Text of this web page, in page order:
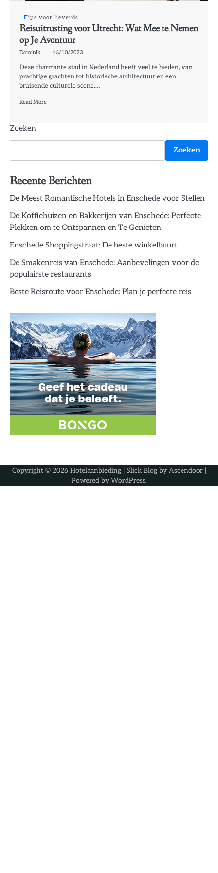
Tips voor lieverds
Reisuitrusting voor Utrecht: Wat Mee te Nemen
op Je Avontuur
Dominik 16/10/2023
Deze charmante stad in Nederland heeft veel te bieden, van
prachtige grachten tot historische architectuur en een
bruisende culturele scene.…
Read More
Zoeken
Zoeken
Recente Berichten
De Meest Romantische Hotels in Enschede voor Stellen
De Koffiehuizen en Bakkerijen van Enschede: Perfecte
Plekken om te Ontspannen en Te Genieten
Enschede Shoppingstraat: De beste winkelbuurt
De Smakenreis van Enschede: Aanbevelingen voor de
populairste restaurants
Beste Reisroute voor Enschede: Plan je perfecte reis
Copyright © 2026 Hotelaanbieding| Slick Blog by Ascendoor|
Powered by WordPress.